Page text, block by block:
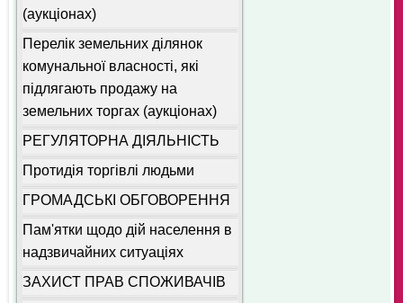
(аукціонах)
Перелік земельних ділянок
комунальної власності, які
підлягають продажу на
земельних торгах (аукціонах)
РЕГУЛЯТОРНА ДІЯЛЬНІСТЬ
Протидія торгівлі людьми
ГРОМАДСЬКІ ОБГОВОРЕННЯ
Пам'ятки щодо дій населення в
надзвичайних ситуаціях
ЗАХИСТ ПРАВ СПОЖИВАЧІВ